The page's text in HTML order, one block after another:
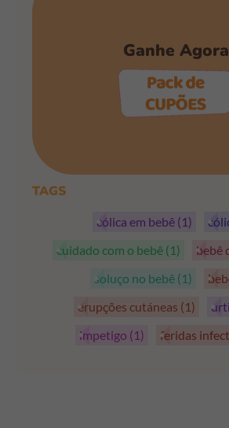
Ganhe Agora
TAGS
cólica em bebê (1)
cuidado com o bebê (1) bebê
soluço no bebê (1)
erupções cutáneas (1)
impetigo (1) feridas